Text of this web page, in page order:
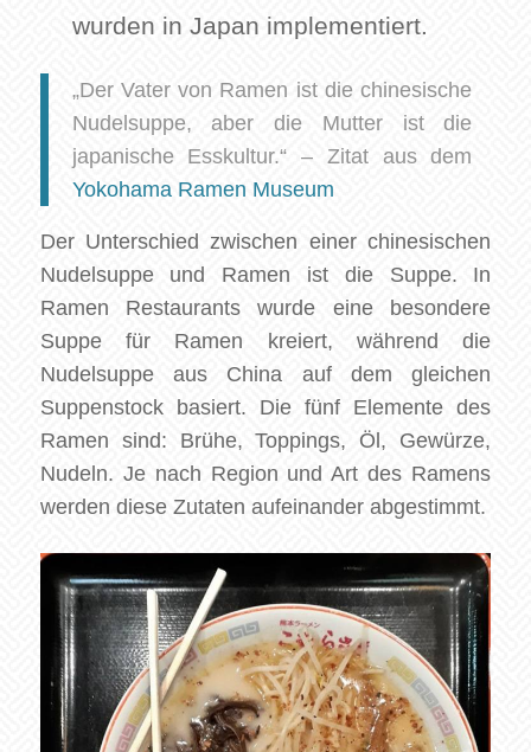
wurden in Japan implementiert.
„Der Vater von Ramen ist die chinesische
Nudelsuppe, aber die Mutter ist die
japanische Esskultur.“ – Zitat aus dem
Yokohama Ramen Museum
Der Unterschied zwischen einer chinesischen
Nudelsuppe und Ramen ist die Suppe. In
Ramen Restaurants wurde eine besondere
Suppe für Ramen kreiert, während die
Nudelsuppe aus China auf dem gleichen
Suppenstock basiert. Die fünf Elemente des
Ramen sind: Brühe, Toppings, Öl, Gewürze,
Nudeln. Je nach Region und Art des Ramens
werden diese Zutaten aufeinander abgestimmt.